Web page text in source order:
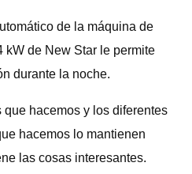
de la máquina de
kW de New Star le permite
durante la noche.
hacemos y los diferentes
hacemos lo mantienen
las cosas interesantes.